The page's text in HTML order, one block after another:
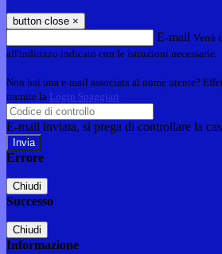
button close ×
E-mail Verrà
all'indirizzo indicato con le istruzioni necessarie.
Non hai una e-mail associata al nome utente?
tramite la Login Spaggiari
E-mail inviata, si prega di controllare la
Errore
Chiudi
Successo
Chiudi
Informazione